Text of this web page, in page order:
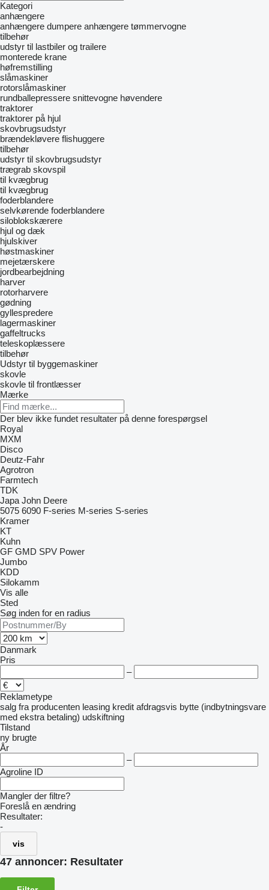
Kategori
anhængere
anhængere dumpere anhængere tømmervogne
tilbehør
udstyr til lastbiler og trailere
monterede krane
høfremstilling
slåmaskiner
rotorslåmaskiner
rundballepressere snittevogne høvendere
traktorer
traktorer på hjul
skovbrugsudstyr
brændekløvere flishuggere
tilbehør
udstyr til skovbrugsudstyr
trægrab skovspil
til kvægbrug
til kvægbrug
foderblandere
selvkørende foderblandere
siloblokskærere
hjul og dæk
hjulskiver
høstmaskiner
mejetærskere
jordbearbejdning
harver
rotorharvere
gødning
gyllespredere
lagermaskiner
gaffeltrucks
teleskoplæssere
tilbehør
Udstyr til byggemaskiner
skovle
skovle til frontlæsser
Mærke
Der blev ikke fundet resultater på denne forespørgsel
Royal
MXM
Disco
Deutz-Fahr
Agrotron
Farmtech
TDK
Japa John Deere
5075 6090 F-series M-series S-series
Kramer
KT
Kuhn
GF GMD SPV Power
Jumbo
KDD
Silokamm
Vis alle
Sted
Søg inden for en radius
Danmark
Pris
–
Reklametype
salg fra producenten leasing kredit afdragsvis bytte (indbytningsvare
med ekstra betaling) udskiftning
Tilstand
ny brugte
År
–
Agroline ID
Mangler der filtre?
Foreslå en ændring
Resultater:
-
vis
47 annoncer: Resultater